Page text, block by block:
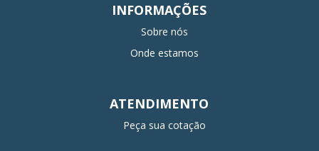
INFORMAÇÕES
Sobre nós
Onde estamos
ATENDIMENTO
Peça sua cotação